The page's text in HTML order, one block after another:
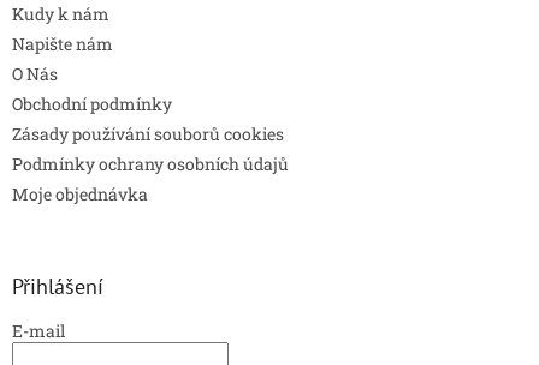
Kudy k nám
Napište nám
O Nás
Obchodní podmínky
Zásady používání souborů cookies
Podmínky ochrany osobních údajů
Moje objednávka
Přihlášení
E-mail